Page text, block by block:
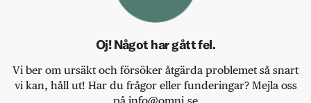
Oj! Något har gått fel.
Vi ber om ursäkt och försöker åtgärda problemet så snart
vi kan, håll ut! Har du frågor eller funderingar? Mejla oss